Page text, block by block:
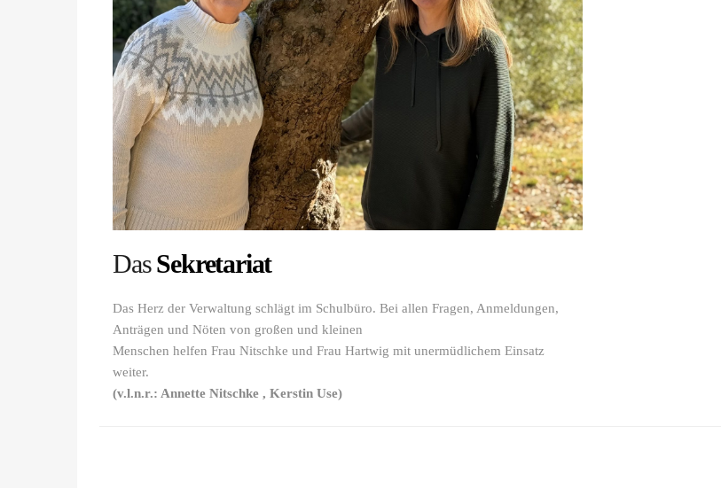
DasSekretariat
Das Herz der Verwaltung schlägt im Schulbüro. Bei allen Fragen, Anmeldungen,
Anträgen und Nöten von großen und kleinen
Menschen helfen Frau Nitschke und Frau Hartwig mit unermüdlichem Einsatz
weiter.
(v.l.n.r.: Annette Nitschke , Kerstin Use)